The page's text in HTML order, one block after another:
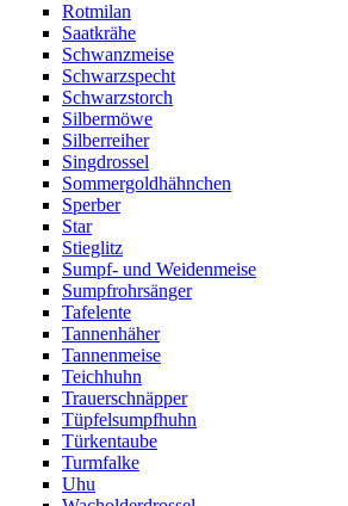
Rotmilan
Saatkrähe
Schwanzmeise
Schwarzspecht
Schwarzstorch
Silbermöwe
Silberreiher
Singdrossel
Sommergoldhähnchen
Sperber
Star
Stieglitz
Sumpf- und Weidenmeise
Sumpfrohrsänger
Tafelente
Tannenhäher
Tannenmeise
Teichhuhn
Trauerschnäpper
Tüpfelsumpfhuhn
Türkentaube
Turmfalke
Uhu